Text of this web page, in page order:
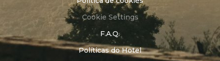
Cookie Settings
F.A.Q.
Políticas do Hotel